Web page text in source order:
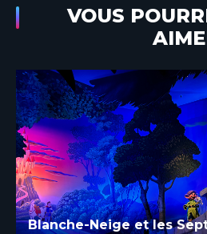
VOUS
Blanche-Neige et les